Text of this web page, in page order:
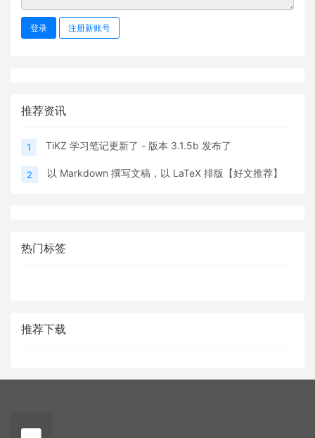
登录 注册新账号
推荐资讯
1 TiKZ 学习笔记更新了 - 版本 3.1.5b 发布了
2 以 Markdown 撰写文稿，以 LaTeX 排版【好文推荐】
热门标签
推荐下载